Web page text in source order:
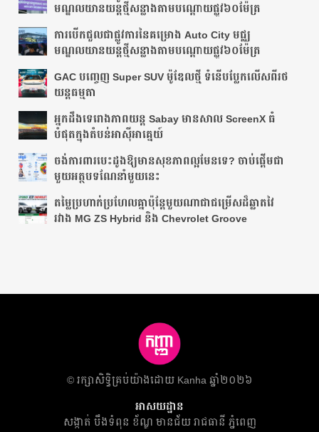
មណ្ឌលយានយន្តថ្មីសន្លាងតាមបណ្ដោយ​ផ្លូវ​៦០ម៉ែត្រ
ការបើកជួលជាផ្លូវការនៃគម្រោង Auto City មជ្ឈ
មណ្ឌលយានយន្តថ្មីសន្លាងតាមបណ្ដោយ​ផ្លូវ​៦០ម៉ែត្រ
GAC បញ្ចេញ Super SUV ម៉ូឌែលថ្មី ទំនើបប្លែកលើសពីរថ
យន្តធម្មតា
អ្នក​ដឹង​ទេ​រោង​ភាព​យន្ត​ Sabay មាន​សាល ScreenX ធំ​
បំផុត​ក្នុង​តំបន់​អាស៊ីអាគ្នេយ៍​
ចង់ការពារបេះដូងឱ្យមានសុខភាពល្អមែនទេ? ចាប់ផ្តើមជា
មួយអត្ថបទណែនាំមួយនេះ
តម្លៃប្រហាក់ប្រហែលគ្នាប៉ុន្តែមួយណាជាជម្រើសដ៏ឆ្លាតវៃ
រវាង MG ZS Hybrid និង Chevrolet Groove
​© រក្សា​សិទ្ធិ​គ្រប់​យ៉ាង​ដោយ​ Kanha ឆ្នាំ២០២៦
អាសយដ្ឋាន
សង្កាត់ បឹងទំពុន ខ័ណ្ឌ មានជ័យ​ រាជធានី ភ្នំពេញ